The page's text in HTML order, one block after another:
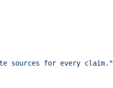
sources for every claim."